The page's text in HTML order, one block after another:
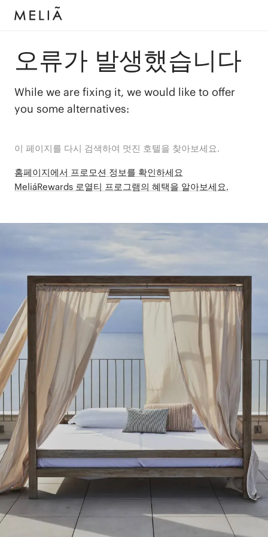
오류가 발생했습니다
While we are fixing it, we would like to offer
you some alternatives:
이 페이지를 다시 검색하여 멋진 호텔을 찾아보세요.
홈페이지에서 프로모션 정보를 확인하세요
MeliáRewards 로열티 프로그램의 혜택을 알아보세요.